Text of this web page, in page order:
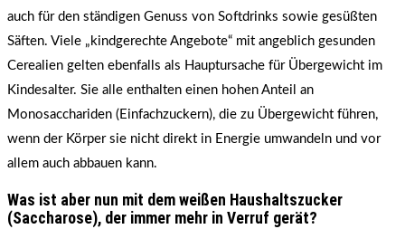
auch für den ständigen Genuss von Softdrinks sowie gesüßten
Säften. Viele „kindgerechte Angebote“ mit angeblich gesunden
Cerealien gelten ebenfalls als Hauptursache für Übergewicht im
Kindesalter. Sie alle enthalten einen hohen Anteil an
Monosacchariden (Einfachzuckern), die zu Übergewicht führen,
wenn der Körper sie nicht direkt in Energie umwandeln und vor
allem auch abbauen kann.
Was ist aber nun mit dem weißen Haushaltszucker
(Saccharose), der immer mehr in Verruf gerät?